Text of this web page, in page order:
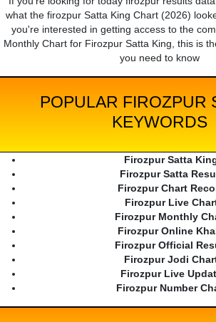
what the firozpur Satta King Chart (2026)
you're interested in getting access to the
Monthly Chart for Firozpur Satta King, this is
you need to know
POPULAR FIROZPUR
KEYWORDS
Firozpur Satta
Firozpur Satta
Firozpur Chart
Firozpur Live
Firozpur Monthly
Firozpur Online
Firozpur Official
Firozpur Jodi
Firozpur Live
Firozpur Number